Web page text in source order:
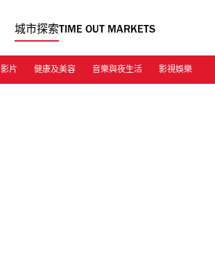
城市探索TIME OUT MARKETS
影片 健康及美容 音樂與夜生活 影視娛樂